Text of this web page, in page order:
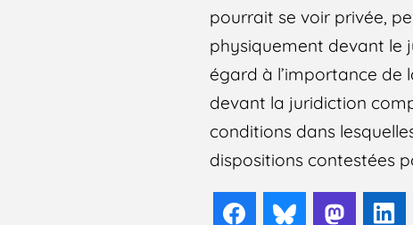
pourrait se voir privée,
physiquement devant le
égard à l’importance de
devant la juridiction
conditions dans
dispositions contestées
FacebookBluesky